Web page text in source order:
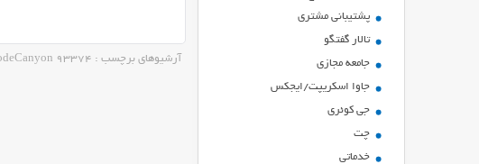
پشتیبانی مشتری
تالار گفتگو
جامعه مجازی
جاوا اسکریپت/ایجکس
جی کوئری
چت
خدماتی
آرشیوهای برچسب : Digital Downloads Pro v3.10 – CodeCanyon 93374